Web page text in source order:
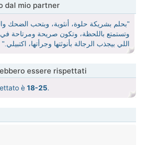
dal mio partner
"بحلم بشريكة حلوة، أنثوية، وبتحب الضحك
وتستمتع باللحظة، وتكون صريحة ومرتاحة
اللي بيجذب الرجالة بأنوثتها وجرأتها، اكتبيلي."
essere rispettati
è 18-25.